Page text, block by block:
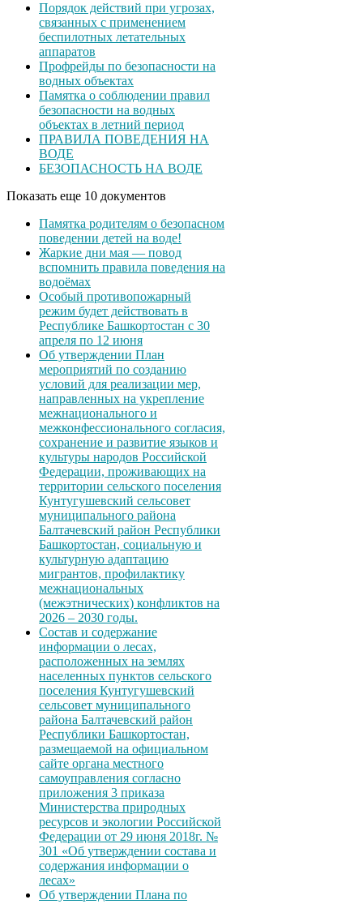
Порядок действий при угрозах,
связанных с применением
беспилотных летательных
аппаратов
Профрейды по безопасности на
водных объектах
Памятка о соблюдении правил
безопасности на водных
объектах в летний период
ПРАВИЛА ПОВЕДЕНИЯ НА
ВОДЕ
БЕЗОПАСНОСТЬ НА ВОДЕ
Показать еще 10 документов
Памятка родителям о безопасном
поведении детей на воде!
Жаркие дни мая — повод
вспомнить правила поведения на
водоёмах
Особый противопожарный
режим будет действовать в
Республике Башкортостан с 30
апреля по 12 июня
Об утверждении План
мероприятий по созданию
условий для реализации мер,
направленных на укрепление
межнационального и
межконфессионального согласия,
сохранение и развитие языков и
культуры народов Российской
Федерации, проживающих на
территории сельского поселения
Кунтугушевский сельсовет
муниципального района
Балтачевский район Республики
Башкортостан, социальную и
культурную адаптацию
мигрантов, профилактику
межнациональных
(межэтнических) конфликтов на
2026 – 2030 годы.
Состав и содержание
информации о лесах,
расположенных на землях
населенных пунктов сельского
поселения Кунтугушевский
сельсовет муниципального
района Балтачевский район
Республики Башкортостан,
размещаемой на официальном
сайте органа местного
самоуправления согласно
приложения 3 приказа
Министерства природных
ресурсов и экологии Российской
Федерации от 29 июня 2018г. №
301 «Об утверждении состава и
содержания информации о
лесах»
Об утверждении Плана по